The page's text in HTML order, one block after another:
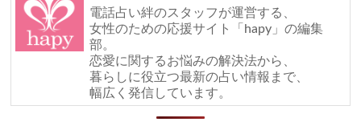
電話占い絆のスタッフが運営する、
女性のための応援サイト「hapy」の編集
部。
恋愛に関するお悩みの解決法から、
暮らしに役立つ最新の占い情報まで、
幅広く発信しています。